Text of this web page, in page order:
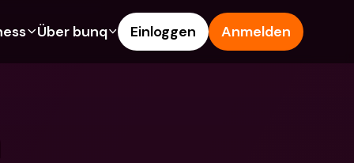
Über bunq Einloggen Anmelden